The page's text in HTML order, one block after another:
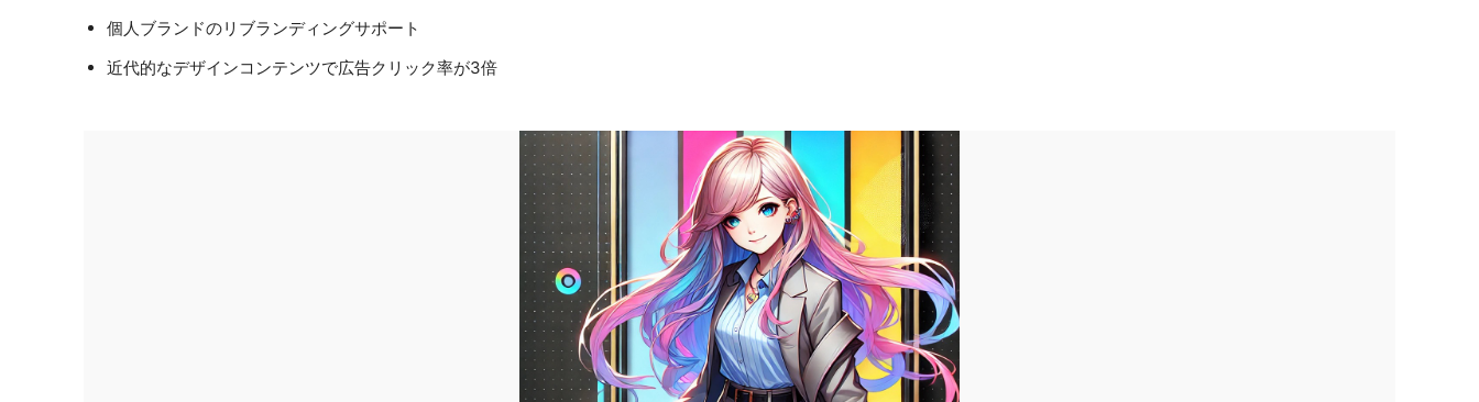
個人ブランドのリブランディングサポート
近代的なデザインコンテンツで広告クリック率が3倍